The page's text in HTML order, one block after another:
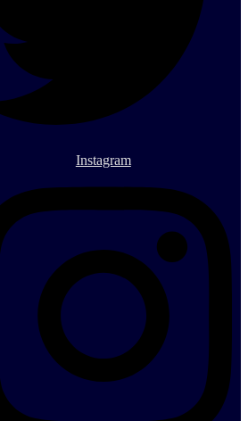
Instagram